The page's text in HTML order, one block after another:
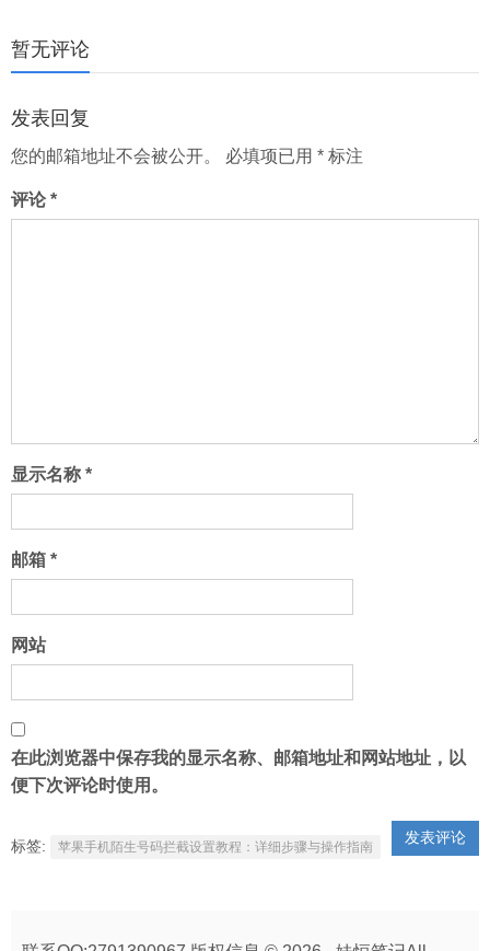
标签: 苹果手机陌生号码拦截设置教程：详细步骤与操作指南
页
暂无评论
发表回复
您的邮箱地址不会被公开。 必填项已用 * 标注
评论*
显示名称 *
邮箱 *
网站
在此浏览器中保存我的显示名称、邮箱地址和网站地址，以
便下次评论时使用。